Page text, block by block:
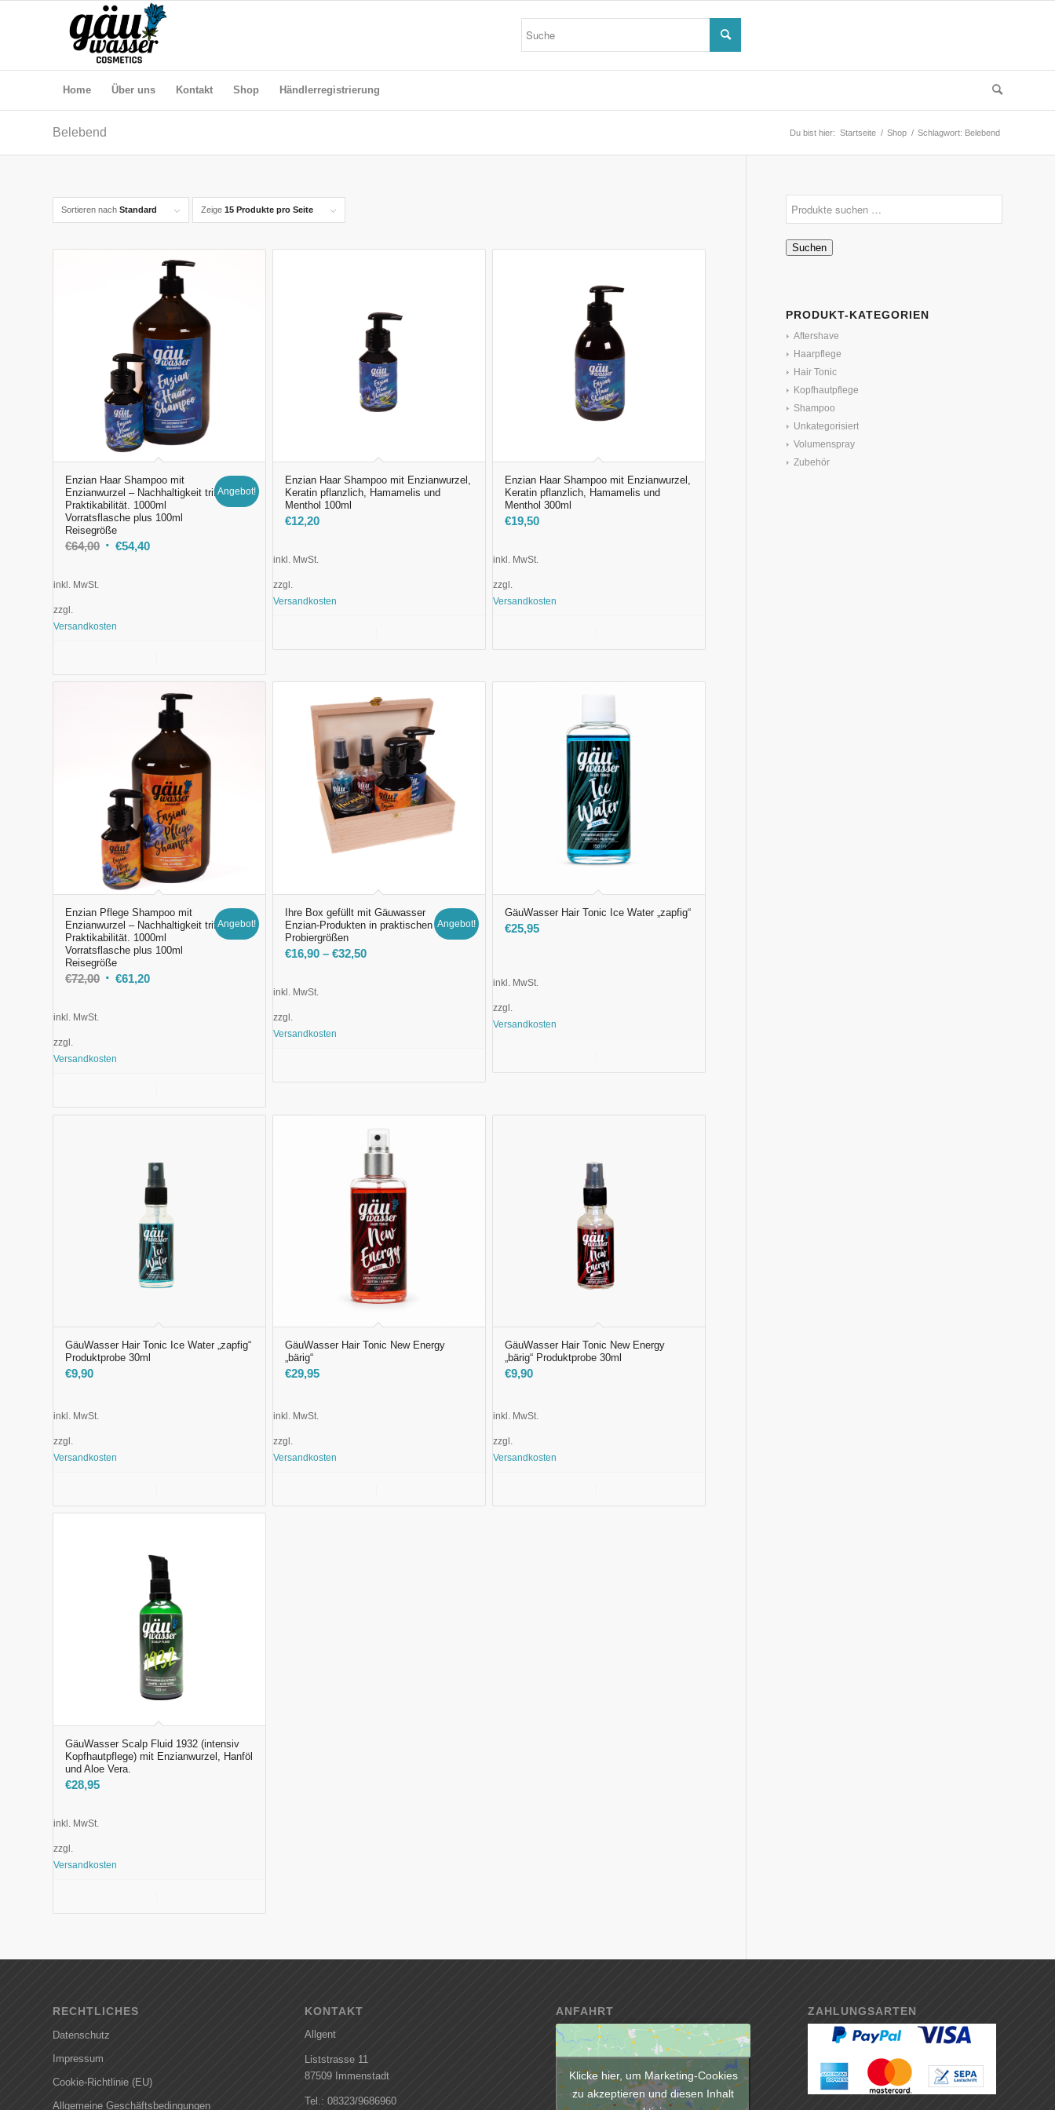
Home Über uns Kontakt Shop Händlerregistrierung
Belebend Du bist hier: Startseite / Shop / Schlagwort: Belebend
Sortieren nach Standard Zeige 15 Produkte pro Seite
Enzian Haar Shampoo mit
Enzianwurzel – Nachhaltigkeit trifft
Praktikabilität. 1000ml
Vorratsflasche plus 100ml
Reisegröße
€64,00 Ursprünglicher
€54,40Aktueller
Angebot!
inkl. MwSt.
zzgl.
Versandkosten
Enzian Haar Shampoo mit Enzianwurzel,
Keratin pflanzlich, Hamamelis und
Menthol 100ml
€12,20
inkl. MwSt.
zzgl.
Versandkosten
Enzian Haar Shampoo mit Enzianwurzel,
Keratin pflanzlich, Hamamelis und
Menthol 300ml
€19,50
inkl. MwSt.
zzgl.
Versandkosten
Enzian Pflege Shampoo mit
Enzianwurzel – Nachhaltigkeit trifft
Praktikabilität. 1000ml
Vorratsflasche plus 100ml
Reisegröße
€72,00 Ursprünglicher
€61,20Aktueller
Angebot!
inkl. MwSt.
zzgl.
Versandkosten
Ihre Box gefüllt mit Gäuwasser
Enzian-Produkten in praktischen
Probiergrößen
€16,90– €32,50
Angebot!
inkl. MwSt.
zzgl.
Versandkosten
GäuWasser Hair Tonic Ice Water „zapfig“
€25,95
inkl. MwSt.
zzgl.
Versandkosten
GäuWasser Hair Tonic Ice Water „zapfig“
Produktprobe 30ml
€9,90
inkl. MwSt.
zzgl.
Versandkosten
GäuWasser Hair Tonic New Energy
„bärig“
€29,95
inkl. MwSt.
zzgl.
Versandkosten
GäuWasser Hair Tonic New Energy
„bärig“ Produktprobe 30ml
€9,90
inkl. MwSt.
zzgl.
Versandkosten
GäuWasser Scalp Fluid 1932 (intensiv
Kopfhautpflege) mit Enzianwurzel, Hanföl
und Aloe Vera.
€28,95
inkl. MwSt.
zzgl.
Versandkosten
Suchen
PRODUKT-KATEGORIEN
Aftershave
Haarpflege
Hair Tonic
Kopfhautpflege
Shampoo
Unkategorisiert
Volumenspray
Zubehör
RECHTLICHES
Datenschutz
Impressum
Cookie-Richtlinie (EU)
Allgemeine Geschäftsbedingungen
KONTAKT
Allgent
Liststrasse 11
87509 Immenstadt
Tel.: 08323/9686960
ANFAHRT
Klicke hier, um Marketing-Cookies
zu akzeptieren und diesen Inhalt
ZAHLUNGSARTEN